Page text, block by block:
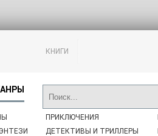
КНИГИ
ПРИКЛЮЧЕНИЯ
ДЕТЕКТИВЫ И ТРИЛЛЕРЫ